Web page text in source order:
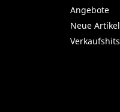
Angebote
Neue Artikel
Verkaufshits